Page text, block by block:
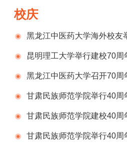
校庆
黑龙江中医药大学海外校友
年庆祝活动
昆明理工大学举行建校70周
会 黑龙江中医药大学召开70周
进会议甘肃民族师范学院举行40周
赠仪式甘肃民族师范学院建校40周
重举行甘肃民族师范学院举行40周